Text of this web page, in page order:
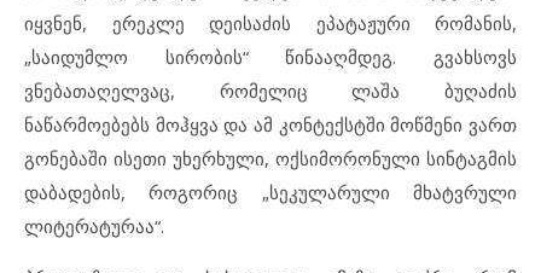
იყვნენ, ერეკლე დეისაძის ეპატაჟური რომანის,
„საიდუმლო სირობის“ წინააღმდეგ. გვახსოვს
ვნებათაღელვაც, რომელიც ლაშა ბუღაძის
ნაწარმოებებს მოჰყვა და ამ კონტექსტში მოწმენი ვართ
გონებაში ისეთი უხერხული, ოქსიმორონული სინტაგმის
დაბადების, როგორიც „სეკულარული მხატვრული
ლიტერატურაა“.